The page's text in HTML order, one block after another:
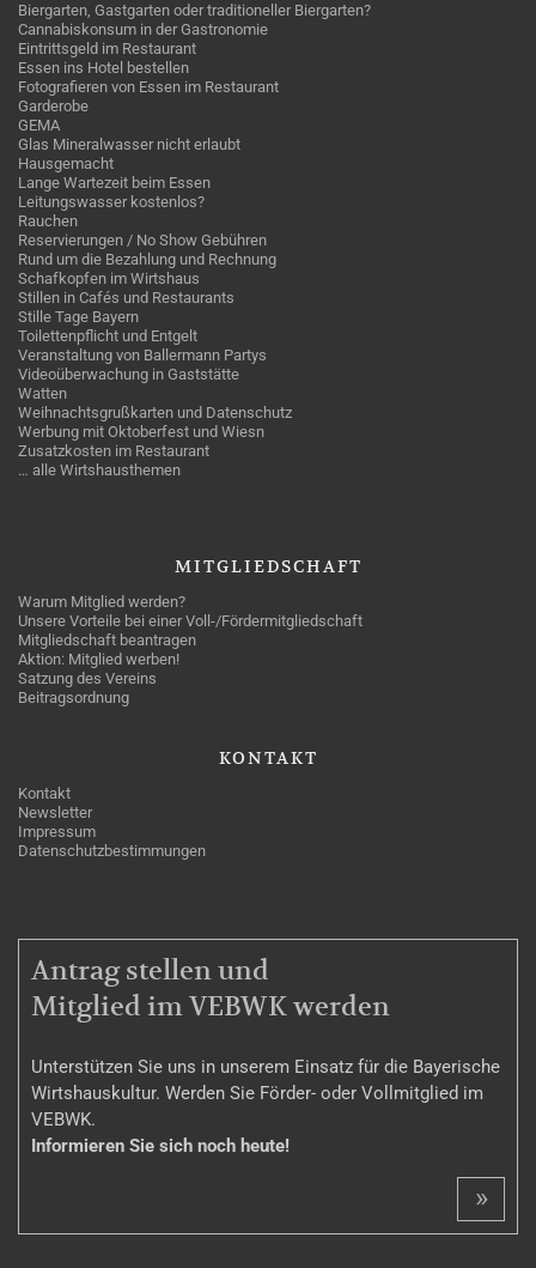
Biergarten, Gastgarten oder traditioneller Biergarten?
Cannabiskonsum in der Gastronomie
Eintrittsgeld im Restaurant
Essen ins Hotel bestellen
Fotografieren von Essen im Restaurant
Garderobe
GEMA
Glas Mineralwasser nicht erlaubt
Hausgemacht
Lange Wartezeit beim Essen
Leitungswasser kostenlos?
Rauchen
Reservierungen / No Show Gebühren
Rund um die Bezahlung und Rechnung
Schafkopfen im Wirtshaus
Stillen in Cafés und Restaurants
Stille Tage Bayern
Toilettenpflicht und Entgelt
Veranstaltung von Ballermann Partys
Videoüberwachung in Gaststätte
Watten
Weihnachtsgrußkarten und Datenschutz
Werbung mit Oktoberfest und Wiesn
Zusatzkosten im Restaurant
… alle Wirtshausthemen
MITGLIEDSCHAFT
Warum Mitglied werden?
Unsere Vorteile bei einer Voll-/Fördermitgliedschaft
Mitgliedschaft beantragen
Aktion: Mitglied werben!
Satzung des Vereins
Beitragsordnung
KONTAKT
Kontakt
Newsletter
Impressum
Datenschutzbestimmungen
MITGLIEDSCHAFT
Antrag stellen und
Mitglied im VEBWK werden
Unterstützen Sie uns in unserem Einsatz für die Bayerische
Wirtshauskultur. Werden Sie Förder- oder Vollmitglied im
VEBWK.
Informieren Sie sich noch heute!
»